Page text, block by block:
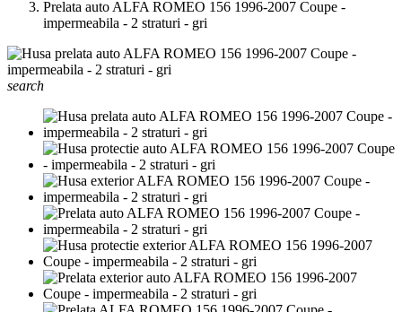
Prelata auto ALFA ROMEO 156 1996-2007 Coupe -
impermeabila - 2 straturi - gri
search